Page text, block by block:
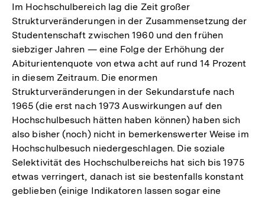
Im Hochschulbereich lag die Zeit großer
Strukturveränderungen in der Zusammensetzung der
Studentenschaft zwischen 1960 und den frühen
siebziger Jahren — eine Folge der Erhöhung der
Abiturientenquote von etwa acht auf rund 14 Prozent
in diesem Zeitraum. Die enormen
Strukturveränderungen in der Sekundarstufe nach
1965 (die erst nach 1973 Auswirkungen auf den
Hochschulbesuch hätten haben können) haben sich
also bisher (noch) nicht in bemerkenswerter Weise im
Hochschulbesuch niedergeschlagen. Die soziale
Selektivität des Hochschulbereichs hat sich bis 1975
etwas verringert, danach ist sie bestenfalls konstant
geblieben (einige Indikatoren lassen sogar eine